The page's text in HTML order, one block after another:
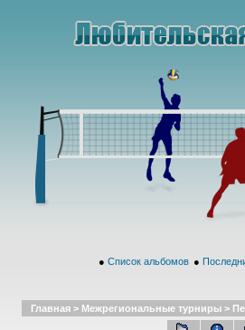
● Список альбомов ●
Главная > Межрегиональные турниры >